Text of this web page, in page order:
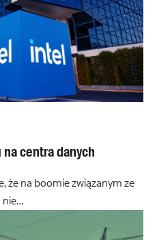
centra danych
że na boomie związanym ze
nie…